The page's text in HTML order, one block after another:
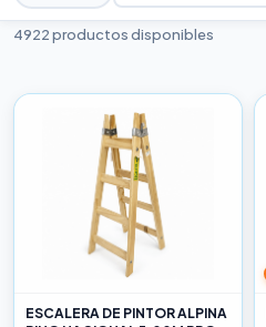
4922 productos disponibles
ESCALERA DE PINTOR ALPINA